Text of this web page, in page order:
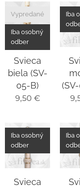
Svieca
biela (SV-
05-B)
Vypredané
Iba osobný
odber
9,50 €
Iba
Svieca
Iba osobný
odber
Iba